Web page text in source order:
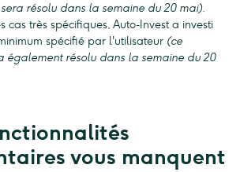
résolu dans la semaine du 20 mai).
cas très spécifiques, Auto-Invest a investi
spécifié par l'utilisateur (ce
également résolu dans la semaine du 20
vous manquent